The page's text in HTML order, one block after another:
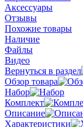
Аксессуары
Отзывы
Похожие товары
Наличие
Файлы
Видео
Вернуться в раздел
Обзор товара
Набор
Комплект
Описание
Характеристики